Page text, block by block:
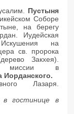
Пустыня
Соборе
на берегу
Иудейская
на
св. пророка
Закхея).
миссии в
Иорданского.
Лазаря.
гостинице в